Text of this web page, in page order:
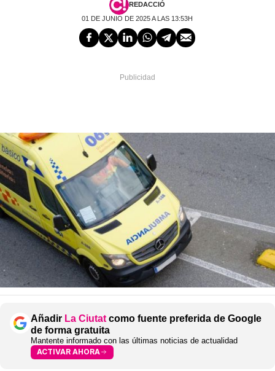
REDACCIÓ
01 DE JUNIO DE 2025 A LAS 13:53H
Añadir La Ciutat como fuente preferida de Google
de forma gratuita
Mantente informado con las últimas noticias de actualidad
ACTIVAR AHORA